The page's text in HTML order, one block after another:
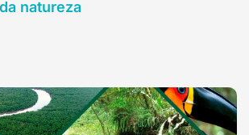
natureza